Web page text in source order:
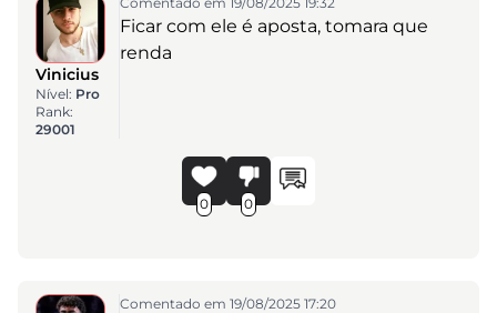
Vinicius
Nível: Pro
Rank:
29001
Ficar com ele é aposta, tomara que
renda
0 0
Comentado em 19/08/2025 17:20